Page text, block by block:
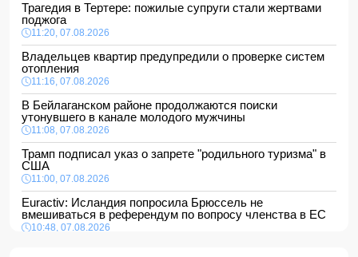
Трагедия в Тертере: пожилые супруги стали жертвами
поджога
11:20, 07.08.2026
Владельцев квартир предупредили о проверке систем
отопления
11:16, 07.08.2026
В Бейлаганском районе продолжаются поиски
утонувшего в канале молодого мужчины
11:08, 07.08.2026
Трамп подписал указ о запрете "родильного туризма" в
США
11:00, 07.08.2026
Euractiv: Исландия попросила Брюссель не
вмешиваться в референдум по вопросу членства в ЕС
10:48, 07.08.2026